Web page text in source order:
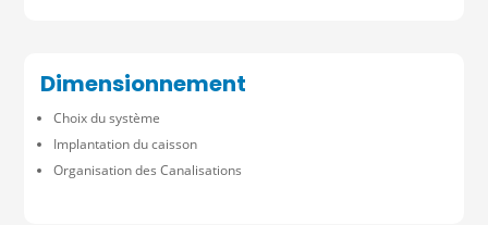
Dimensionnement
Choix du système
Implantation du caisson
Organisation des Canalisations